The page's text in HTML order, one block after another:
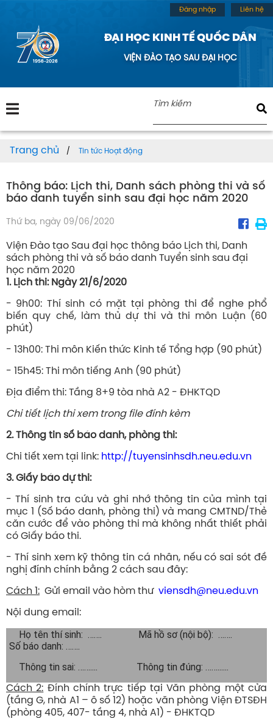
ĐẠI HỌC KINH TẾ QUỐC DÂN
VIỆN ĐÀO TẠO SAU ĐẠI HỌC
Đăng nhập Liên hệ
Trang chủ Tin tức Hoạt động
Thông báo: Lịch thi, Danh sách phòng thi và số
báo danh tuyển sinh sau đại học năm 2020
Thứ ba, ngày 09/06/2020
Viện Đào tạo Sau đại học thông báo Lịch thi, Danh
sách phòng thi và số báo danh Tuyển sinh sau đại
học năm 2020
1. Lịch thi: Ngày 21/6/2020
- 9h00: Thí sinh có mặt tại phòng thi để nghe phổ
biến quy chế, làm thủ dự thi và thi môn Luận (60
phút)
- 13h00: Thi môn Kiến thức Kinh tế Tổng hợp (90 phút)
- 15h45: Thi môn tiếng Anh (90 phút)
Địa điểm thi: Tầng 8+9 tòa nhà A2 - ĐHKTQD
Chi tiết lịch thi xem trong file đính kèm
2. Thông tin số báo danh, phòng thi:
Chi tiết xem tại link: http://tuyensinhsdh.neu.edu.vn
3. Giấy báo dự thi:
- Thí sinh tra cứu và ghi nhớ thông tin của mình tại
mục 1 (Số báo danh, phòng thi) và mang CMTND/Thẻ
căn cước để vào phòng thi mà không nhất thiết phải
có Giấy báo thi.
- Thí sinh xem kỹ thông tin cá nhân, nếu có sai sót đề
nghị đính chính bằng 2 cách sau đây:
Cách 1: Gửi email vào hòm thư viensdh@neu.edu.vn
Nội dung email:
Họ tên thí sinh: ……. Mã hồ sơ (nội bộ): …….
Số báo danh: …….
Thông tin sai: …….... Thông tin đúng: ……......
Cách 2: Đính chính trực tiếp tại Văn phòng một cửa
(tầng G, nhà A1 – ô số 12) hoặc văn phòng Viện ĐTSĐH
(phòng 405, 407- tầng 4, nhà A1) - ĐHKTQD